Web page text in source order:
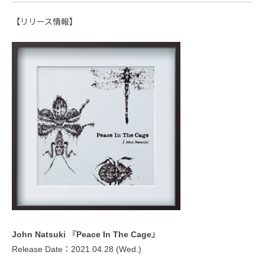
【リリース情報】
John Natsuki 『Peace In The Cage』
Release Date：2021.04.28 (Wed.)